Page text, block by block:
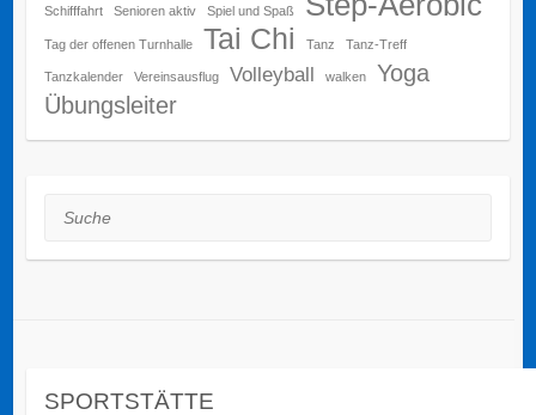
Schifffahrt Senioren aktiv Spiel und Spaß
Tag der offenen Turnhalle Tai Chi Tanz Tanz-Treff
Tanzkalender Vereinsausflug Volleyball walken
Yoga
Übungsleiter
Suche
SPORTSTÄTTE